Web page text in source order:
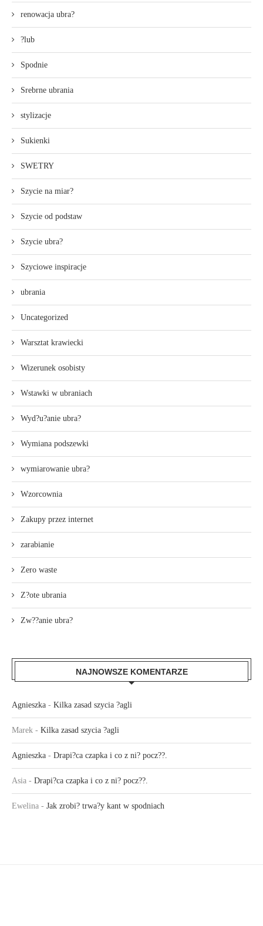
renowacja ubra?
?lub
Spodnie
Srebrne ubrania
stylizacje
Sukienki
SWETRY
Szycie na miar?
Szycie od podstaw
Szycie ubra?
Szyciowe inspiracje
ubrania
Uncategorized
Warsztat krawiecki
Wizerunek osobisty
Wstawki w ubraniach
Wyd?u?anie ubra?
Wymiana podszewki
wymiarowanie ubra?
Wzorcownia
Zakupy przez internet
zarabianie
Zero waste
Z?ote ubrania
Zw??anie ubra?
NAJNOWSZE KOMENTARZE
Agnieszka - Kilka zasad szycia ?agli
Marek - Kilka zasad szycia ?agli
Agnieszka - Drapi?ca czapka i co z ni? pocz??.
Asia - Drapi?ca czapka i co z ni? pocz??.
Ewelina - Jak zrobi? trwa?y kant w spodniach